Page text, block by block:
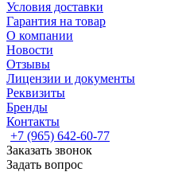
Условия доставки
Гарантия на товар
О компании
Новости
Отзывы
Лицензии и документы
Реквизиты
Бренды
Контакты
+7 (965) 642-60-77
Заказать звонок
Задать вопрос